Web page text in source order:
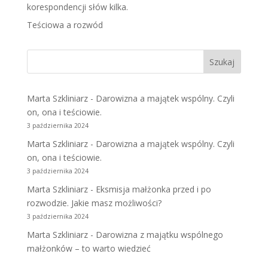
korespondencji słów kilka.
Teściowa a rozwód
Marta Szkliniarz- Darowizna a majątek wspólny. Czyli
on, ona i teściowie.
3 października 2024
Marta Szkliniarz- Darowizna a majątek wspólny. Czyli
on, ona i teściowie.
3 października 2024
Marta Szkliniarz- Eksmisja małżonka przed i po
rozwodzie. Jakie masz możliwości?
3 października 2024
Marta Szkliniarz- Darowizna z majątku wspólnego
małżonków – to warto wiedzieć